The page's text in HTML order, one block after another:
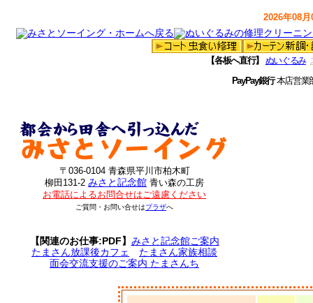
2026年08
【各板へ直行】 ぬいぐるみ
PayPay銀行本店営
〒036-0104 青森県平川市柏木町
柳田131-2 みさと記念館 青い森の工房
お電話によるお問合せはご遠慮ください
ご質問・お問い合せはプラザへ
【関連のお仕事:PDF】 みさと記念館ご案内
たまさん放課後カフェ
たまさん家族相談
面会交流支援のご案内 たまさんち